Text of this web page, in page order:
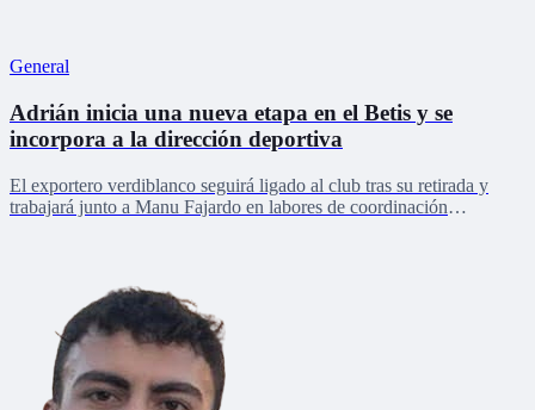
General
Adrián inicia una nueva etapa en el Betis y se
incorpora a la dirección deportiva
El exportero verdiblanco seguirá ligado al club tras su retirada y
trabajará junto a Manu Fajardo en labores de coordinación